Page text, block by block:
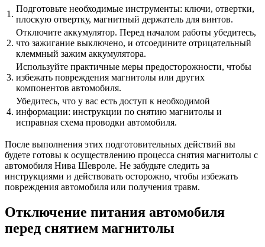
1.
Подготовьте необходимые инструменты: ключи, отвертки,
плоскую отвертку, магнитный держатель для винтов.
2.
Отключите аккумулятор. Перед началом работы убедитесь,
что зажигание выключено, и отсоедините отрицательный
клеммный зажим аккумулятора.
3.
Используйте практичные меры предосторожности, чтобы
избежать повреждения магнитолы или других
компонентов автомобиля.
4.
Убедитесь, что у вас есть доступ к необходимой
информации: инструкции по снятию магнитолы и
исправная схема проводки автомобиля.
После выполнения этих подготовительных действий вы
будете готовы к осуществлению процесса снятия магнитолы с
автомобиля Нива Шевроле. Не забудьте следить за
инструкциями и действовать осторожно, чтобы избежать
повреждения автомобиля или получения травм.
Отключение питания автомобиля
перед снятием магнитолы